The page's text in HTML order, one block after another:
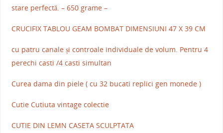
stare perfectă. – 650 grame –
CRUCIFIX TABLOU GEAM BOMBAT DIMENSIUNI 47 X 39 CM
cu patru canale și controale individuale de volum. Pentru 4
perechi casti /4 casti simultan
Curea dama din piele ( cu 32 bucati replici gen monede )
Cutie Cutiuta vintage colectie
CUTIE DIN LEMN CASETA SCULPTATA